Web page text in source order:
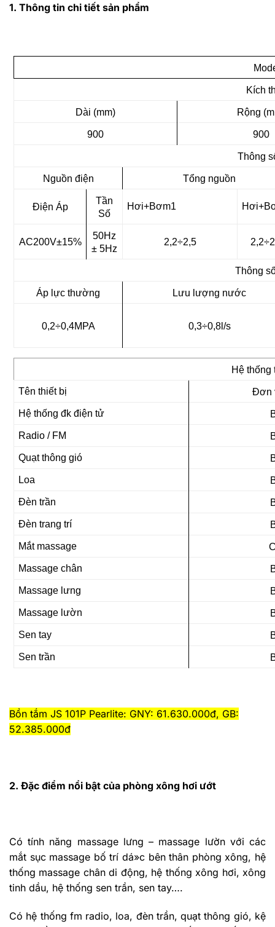
1. Thông tin chi tiết sản phẩm
Kích
Dài (mm) Rộng
900 900
Thông
Nguồn điện Tổng nguồn
Điện Áp
Tần
Số
Hơi+Bơm1
AC200V±15%
50Hz
± 5Hz
2,2÷2,5
Thông
Áp lực thường Lưu lượng nước
0,2÷0,4MPA 0,3÷0,8l/s
Hệ thống
Tên thiết bị Đơn
Hệ thống đk điện tử
Radio / FM
Quạt thông gió
Loa
Đèn trần
Đèn trang trí
Mắt massage
Massage chân
Massage lưng
Massage lườn
Sen tay
Sen trần
Bồn tắm JS 101P Pearlite: GNY: 61.630.000đ, GB:
52.385.000đ
2. Đặc điểm nổi bật của phòng xông hơi ướt
Có tính năng massage lưng – massage lườn với các
mắt sục massage bố trí dá»c bên thân phòng xông, hệ
thống massage chân di động, hệ thống xông hơi, xông
tinh dầu, hệ thống sen trần, sen tay….
Có hệ thống fm radio, loa, đèn trần, quạt thông gió, kệ